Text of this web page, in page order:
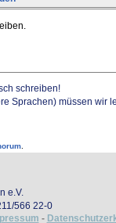
schreiben!
Sprachen) müssen wir
.
e.V.
566 22-0
-